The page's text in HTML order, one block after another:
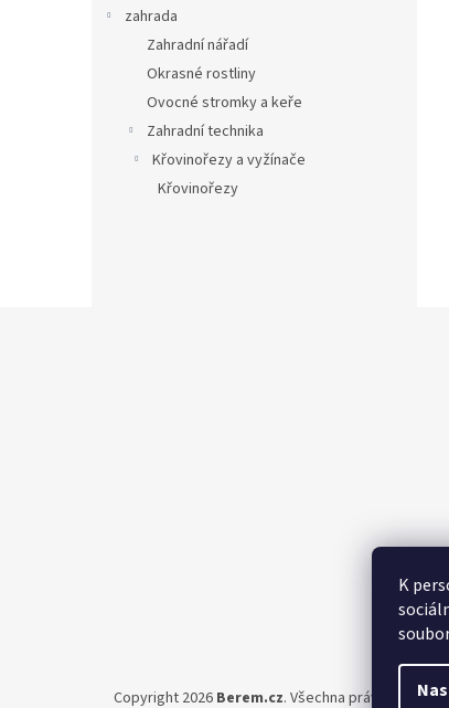
K
zahrada
Zahradní nářadí
Okrasné rostliny
Ovocné stromky a keře
Zahradní technika
Křovinořezy a vyžínače
Křovinořezy
Copyright 2026 Berem.cz. Všechna práva